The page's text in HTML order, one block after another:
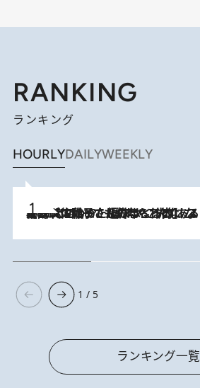
RANKING
ランキング
HOURLYDAILYWEEKLY
2026.8.5
【阿川佐和子さんの年とる力】なぜ70代で始めた趣味は“こんなに楽しい”のか？ ピアノ、俳句…スランプに陥っても続けられる“ある秘訣”とは
1 / 5
ランキング一覧